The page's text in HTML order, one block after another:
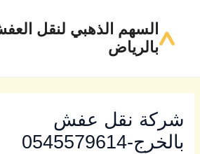
المحتوى
السهم الذهبي لنقل
بالرياض
شركة نقل عفش
بالخرج-0545579614